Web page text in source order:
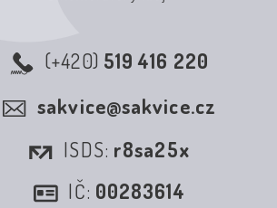
(+420) 519 416 220
sakvice@sakvice.cz
ISDS: r8sa25x
IČ: 00283614